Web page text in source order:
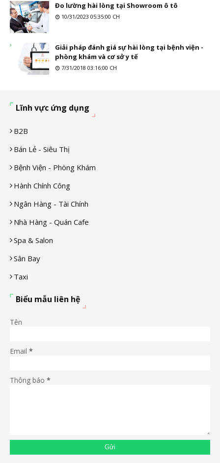
Đo lường hài lòng tại Showroom ô tô
10/31/2023 05:35:00 CH
Giải pháp đánh giá sự hài lòng tại bệnh viện -
phòng khám và cơ sở y tế
7/31/2018 03:16:00 CH
Lĩnh vực ứng dụng
B2B
Bán Lẻ - Siêu Thị
Bệnh Viện - Phòng Khám
Hành Chính Công
Ngân Hàng - Tài Chính
Nhà Hàng - Quán Cafe
Spa & Salon
Sân Bay
Taxi
Biểu mẫu liên hệ
Tên
Email *
Thông báo *